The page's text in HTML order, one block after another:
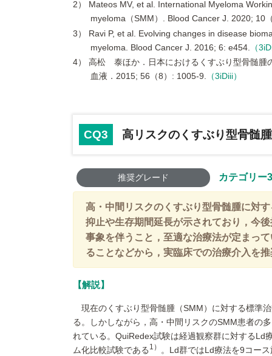
2） Mateos MV, et al. International Myeloma
myeloma（SMM）. Blood Cancer J. 2020; 10
3） Ravi P, et al. Evolving changes in disease
myeloma. Blood Cancer J. 2016; 6: e454.
（
4） 高松 泰ほか．日本におけるくすぶり型骨髄腫
血液．2015; 56（8）: 1005-9. （3iDiii）
CQ3 高リスクのくすぶり型骨髄
推奨グレード カテゴリー3
高・中間リスクのくすぶり型骨髄腫に対
抑止や生存期間延長が示されており，今
事象を伴うこと，至適な治療法が定まっ
ることなどから，実臨床での治療介入を
解説
現在のくすぶり型骨髄腫（SMM）に対する標準
る。しかしながら，高・中間リスクのSMM患者の
れている。QuiRedex試験は経過観察群に対するLd
ム化比較試験である 1） 。Ld群ではLd療法を9コー